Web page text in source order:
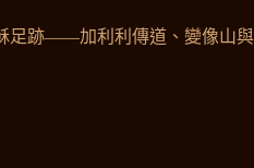
足跡——加利利傳道、變像山